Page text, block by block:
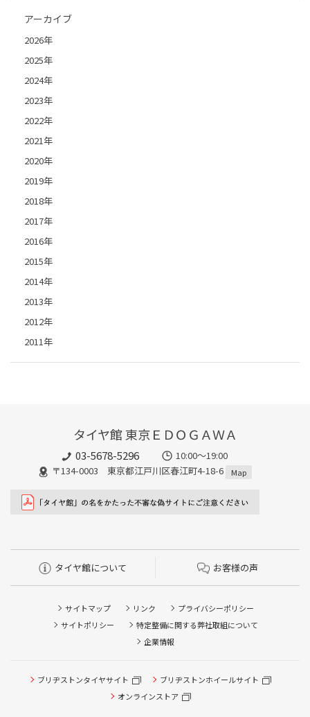
アーカイブ
2026年
2025年
2024年
2023年
2022年
2021年
2020年
2019年
2018年
2017年
2016年
2015年
2014年
2013年
2012年
2011年
タイヤ館 東京ＥＤＯＧＡＷＡ
03-5678-5296
10:00～19:00
〒134-0003 東京都江戸川区春江町4-18-6
Map
タイヤ館について お客様の声
サイトマップ リンク
プライバシーポリシー
サイトポリシー
特定整備に関する弊社取組について
企業情報
ブリヂストンタイヤサイト
ブリヂストンホイールサイト
オンラインストア